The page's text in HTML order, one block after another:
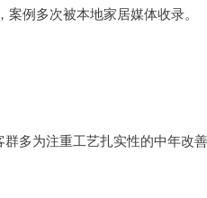
例多次被本地家居媒体收录。
多为注重工艺扎实性的中年改